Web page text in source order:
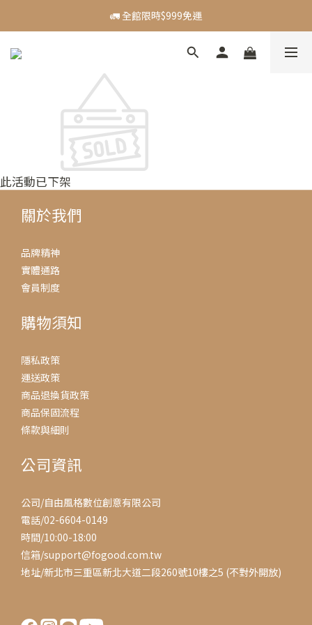
🪙 新會員贈$50購物金
🚛 全館限時$999免運
【主題活動】Dadventure｜精選好物83折起
🪙 新會員贈$50購物金
此活動已下架
關於我們
品牌精神
實體通路
會員制度
購物須知
隱私政策
運送政策
商品退換貨政策
商品保固流程
條款與細則
公司資訊
公司/自由風格數位創意有限公司
電話/02-6604-0149
時間/10:00-18:00
信箱/support@fogood.com.tw
地址/新北市三重區新北大道二段260號10樓之5 (不對外開放)